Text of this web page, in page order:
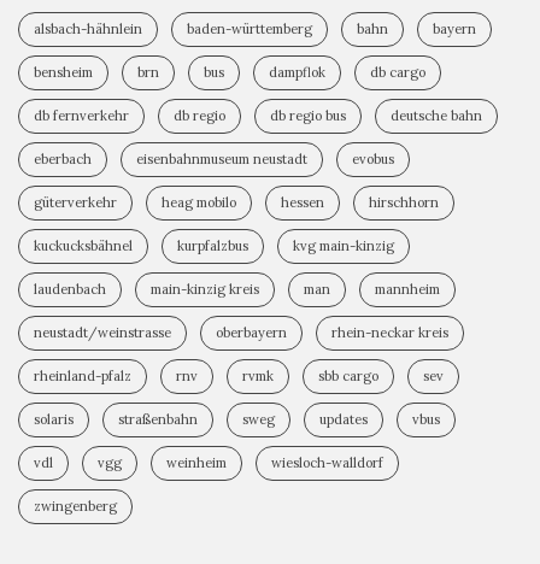
alsbach-hähnlein baden-württemberg bahn bayern
bensheim brn bus dampflok db cargo
db fernverkehr db regio db regio bus deutsche bahn
eberbach eisenbahnmuseum neustadt evobus
güterverkehr heag mobilo hessen hirschhorn
kuckucksbähnel kurpfalzbus kvg main-kinzig
laudenbach main-kinzig kreis man mannheim
neustadt/weinstrasse oberbayern rhein-neckar kreis
rheinland-pfalz rnv rvmk sbb cargo sev
solaris straßenbahn sweg updates vbus
vdl vgg weinheim wiesloch-walldorf
zwingenberg